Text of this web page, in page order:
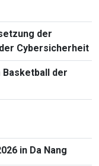
der
Cybersicherheit
Basketball der
in Da Nang